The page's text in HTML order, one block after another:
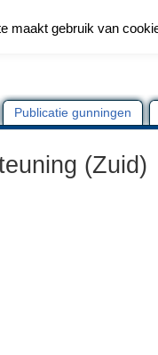
Publicatie gunningen
(Zuid)
maakt gebruik van